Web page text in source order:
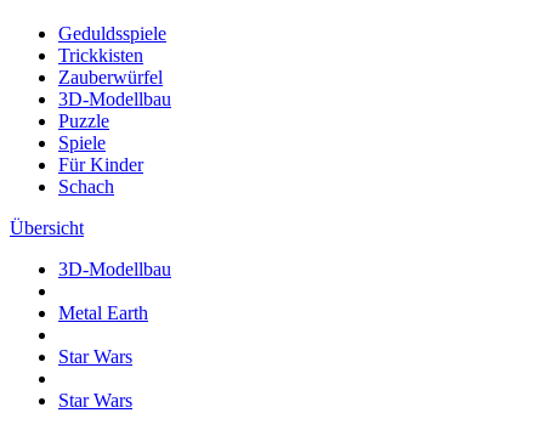
Geduldsspiele
Trickkisten
Zauberwürfel
3D-Modellbau
Puzzle
Spiele
Für Kinder
Schach
Übersicht
3D-Modellbau
Metal Earth
Star Wars
Star Wars